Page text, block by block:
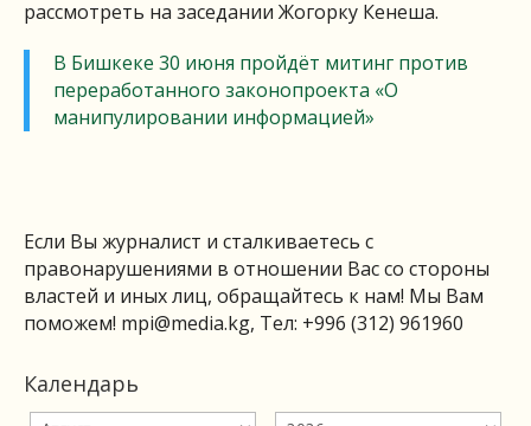
рассмотреть на заседании Жогорку Кенеша.
В Бишкеке 30 июня пройдёт митинг против
переработанного законопроекта «О
манипулировании информацией»
Если Вы журналист и сталкиваетесь с
правонарушениями в отношении Вас со стороны
властей и иных лиц, обращайтесь к нам! Мы Вам
поможем! mpi@media.kg, Тел: +996 (312) 961960
Календарь